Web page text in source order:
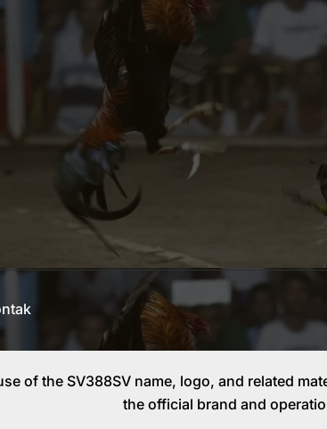
of the SV388SV name, logo, and related
the official brand and